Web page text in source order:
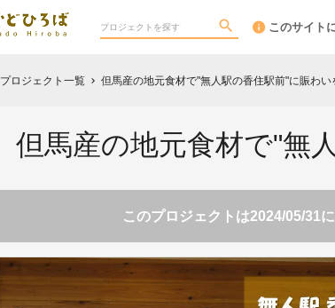
このサイト
プロジェクト一覧 chevron_right 但馬産の地元食材で"無人駅の香住駅前"に賑わい
但馬産の地元食材で"無
このプロジェクトは2024/05/31